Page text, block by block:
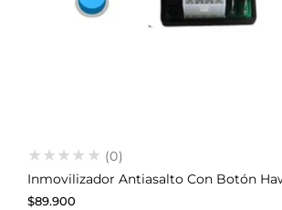
(0)
Inmovilizador Antiasalto Con Botón
Precio
$89.900